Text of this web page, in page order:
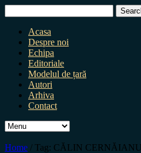
for:
Acasa
Despre noi
Echipa
Editoriale
Modelul de țară
Autori
Arhiva
Contact
Home / Tag: CĂLIN CERNĂIANU